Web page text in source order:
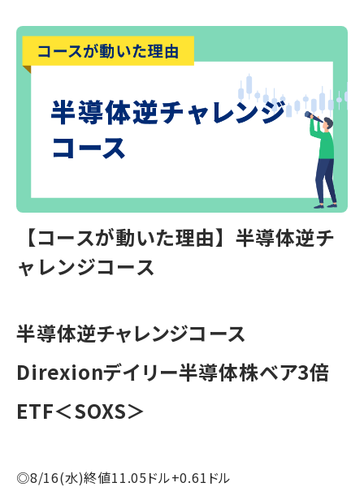
【コースが動いた理由】半導体逆チ
ャレンジコース
半導体逆チャレンジコース
Direxionデイリー半導体株ベア3倍
ETF＜SOXS＞
◎8/16(水)終値11.05ドル+0.61ドル